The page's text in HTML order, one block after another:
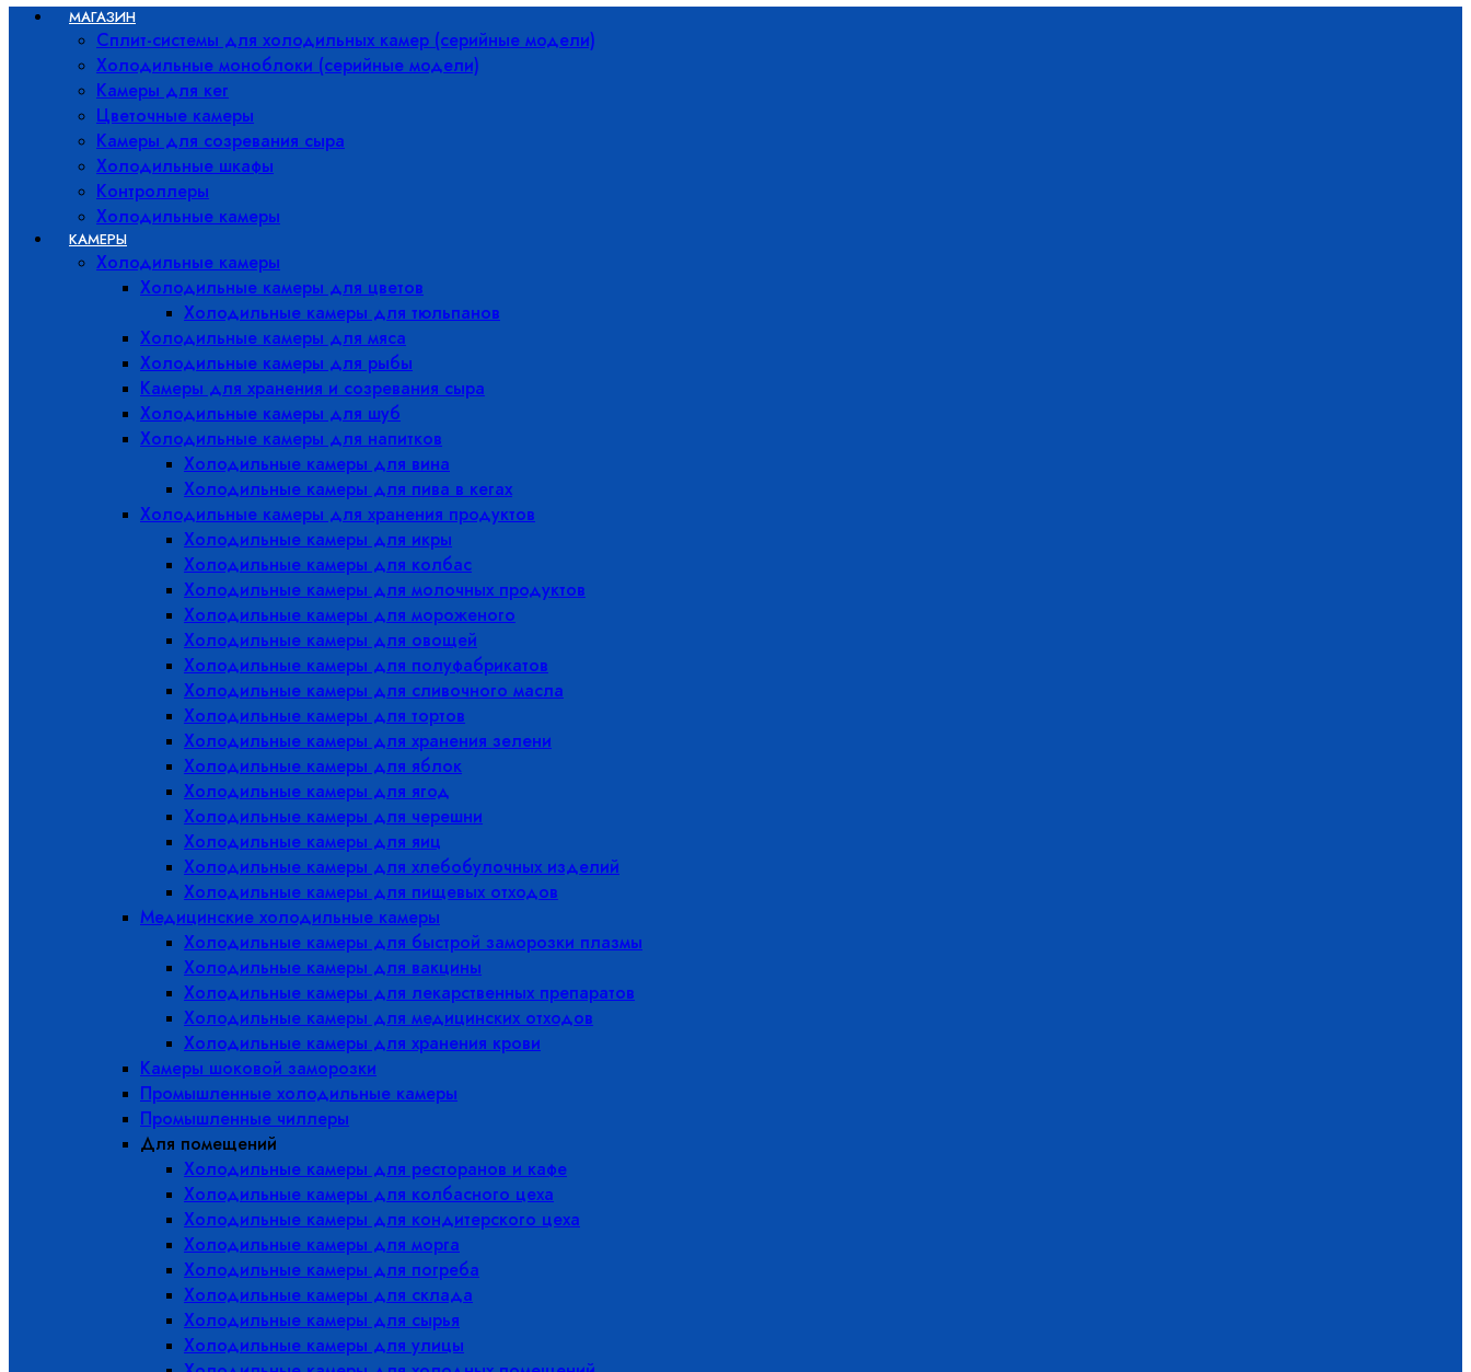
МАГАЗИН
Сплит-системы для холодильных камер (серийные модели)
Холодильные моноблоки (серийные модели)
Камеры для кег
Цветочные камеры
Камеры для созревания сыра
Холодильные шкафы
Контроллеры
Холодильные камеры
КАМЕРЫ
Холодильные камеры
Холодильные камеры для цветов
Холодильные камеры для тюльпанов
Холодильные камеры для мяса
Холодильные камеры для рыбы
Камеры для хранения и созревания сыра
Холодильные камеры для шуб
Холодильные камеры для напитков
Холодильные камеры для вина
Холодильные камеры для пива в кегах
Холодильные камеры для хранения продуктов
Холодильные камеры для икры
Холодильные камеры для колбас
Холодильные камеры для молочных продуктов
Холодильные камеры для мороженого
Холодильные камеры для овощей
Холодильные камеры для полуфабрикатов
Холодильные камеры для сливочного масла
Холодильные камеры для тортов
Холодильные камеры для хранения зелени
Холодильные камеры для яблок
Холодильные камеры для ягод
Холодильные камеры для черешни
Холодильные камеры для яиц
Холодильные камеры для хлебобулочных изделий
Холодильные камеры для пищевых отходов
Медицинские холодильные камеры
Холодильные камеры для быстрой заморозки плазмы
Холодильные камеры для вакцины
Холодильные камеры для лекарственных препаратов
Холодильные камеры для медицинских отходов
Холодильные камеры для хранения крови
Камеры шоковой заморозки
Промышленные холодильные камеры
Промышленные чиллеры
Для помещений
Холодильные камеры для ресторанов и кафе
Холодильные камеры для колбасного цеха
Холодильные камеры для кондитерского цеха
Холодильные камеры для морга
Холодильные камеры для погреба
Холодильные камеры для склада
Холодильные камеры для сырья
Холодильные камеры для улицы